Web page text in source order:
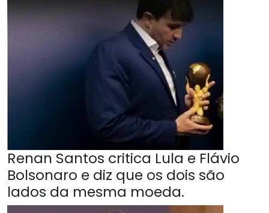
Renan Santos critica Lula e Flávio
Bolsonaro e diz que os dois são
lados da mesma moeda.